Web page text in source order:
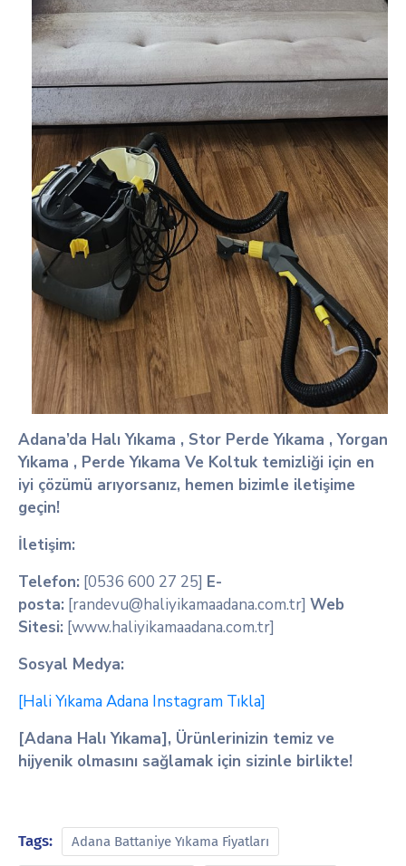
Adana’da Halı Yıkama , Stor Perde Yıkama , Yorgan
Yıkama , Perde Yıkama Ve Koltuk temizliği için en
iyi çözümü arıyorsanız, hemen bizimle iletişime
geçin!
İletişim:
Telefon: [0536 600 27 25] E-
posta: [randevu@haliyikamaadana.com.tr] Web
Sitesi: [www.haliyikamaadana.com.tr]
Sosyal Medya:
[Hali Yıkama Adana Instagram Tıkla]
[Adana Halı Yıkama], Ürünlerinizin temiz ve
hijyenik olmasını sağlamak için sizinle birlikte!
Tags: Adana Battaniye Yıkama Fiyatları